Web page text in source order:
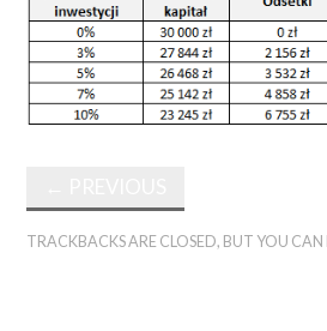
TRACKBACKS ARE CLOSED, BUT YOU CAN